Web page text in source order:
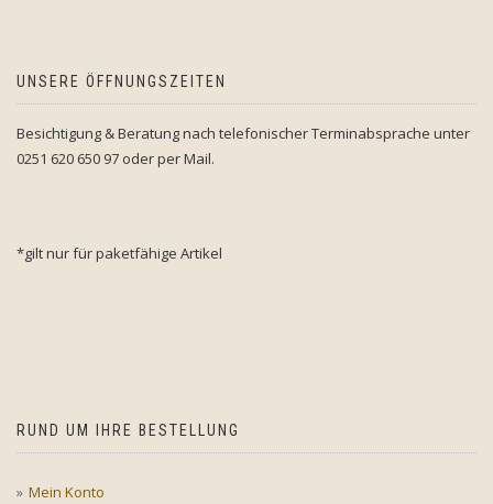
UNSERE ÖFFNUNGSZEITEN
Besichtigung & Beratung nach telefonischer Terminabsprache unter
0251 620 650 97 oder per Mail.
*gilt nur für paketfähige Artikel
RUND UM IHRE BESTELLUNG
Mein Konto